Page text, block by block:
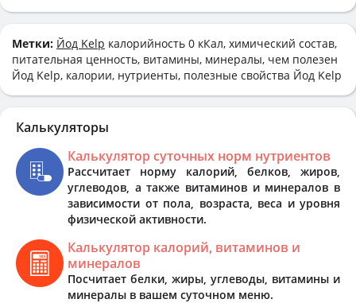
Метки: Йод Kelp калорийность 0 кКал, химический состав,
питательная ценность, витамины, минералы, чем полезен
Йод Kelp, калории, нутриенты, полезные свойства Йод Kelp
Калькуляторы
Калькулятор суточных норм нутриентов
Рассчитает норму калорий, белков, жиров,
углеводов, а также витаминов и минералов в
зависимости от пола, возраста, веса и уровня
физической активности.
Калькулятор калорий, витаминов и
минералов
Посчитает белки, жиры, углеводы, витамины и
минералы в вашем суточном меню.